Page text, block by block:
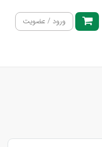
ورود / عضویت